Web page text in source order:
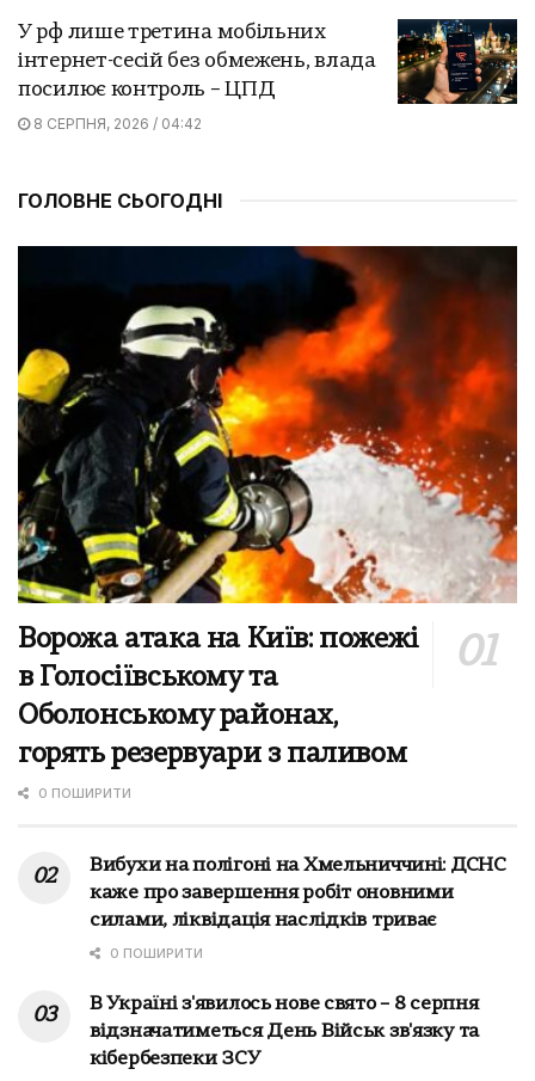
У рф лише третина мобільних
інтернет-сесій без обмежень, влада
посилює контроль – ЦПД
8 СЕРПНЯ, 2026 / 04:42
ГОЛОВНЕ СЬОГОДНІ
Ворожа атака на Київ: пожежі
в Голосіївському та
Оболонському районах,
горять резервуари з паливом
0 ПОШИРИТИ
Вибухи на полігоні на Хмельниччині: ДСНС
каже про завершення робіт оновними
силами, ліквідація наслідків триває
0 ПОШИРИТИ
В Україні з'явилось нове свято – 8 серпня
відзначатиметься День Військ зв'язку та
кібербезпеки ЗСУ